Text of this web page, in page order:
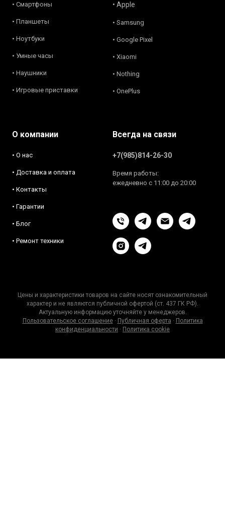
• Смартфоны
• Планшеты
• Ноутбуки
• Умные часы
• Наушники
• Игровые приставки
• Apple
• Samsung
• Google Pixel
• Xiaomi
• Nothing
• OnePlus
О компании
• О нас
• Доставка и оплата
• Контакты
• Гарантии
• Блог
• Ремонт техники
Всегда на связи
+7(985)814-26-30
Время работы:
ежедневно с 11:00 до 20:00
Цены и характеристики товаров на сайте носят ознакомительный
характер и не являются публичной офертой (ст. 437 ГК РФ).
Актуальную информацию уточняйте у менеджеров.
Пользовательское соглашение· Публичная оферта · Политика
конфиденциальности · Политика cookie